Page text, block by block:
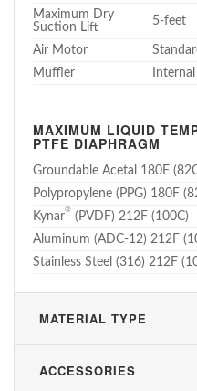
Maximum Dry
Suction Lift
5-feet
Air Motor
Muffler
Internal
MAXIMUM LIQUID
PTFE DIAPHRAGM
Groundable Acetal 180F
Polypropylene (PPG) 180F
Kynar
®
(PVDF) 212F (100C)
Aluminum (ADC-12) 212F
Stainless Steel (316) 212F
MATERIAL TYPE
ACCESSORIES